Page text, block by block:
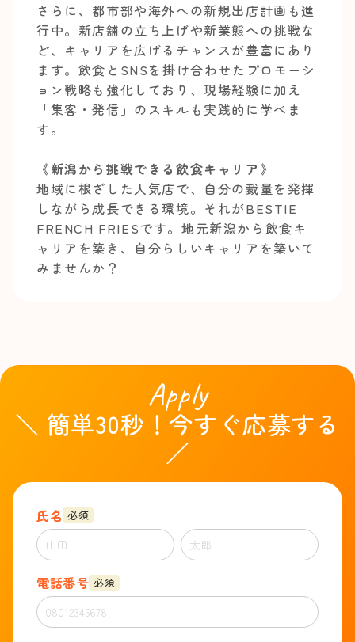
さらに、都市部や海外への新規出店計画も進
行中。新店舗の立ち上げや新業態への挑戦な
ど、キャリアを広げるチャンスが豊富にあり
ます。飲食とSNSを掛け合わせたプロモーシ
ョン戦略も強化しており、現場経験に加え
「集客・発信」のスキルも実践的に学べま
す。
《新潟から挑戦できる飲食キャリア》
地域に根ざした人気店で、自分の裁量を発揮
しながら成長できる環境。それがBESTIE
FRENCH FRIESです。地元新潟から飲食キ
ャリアを築き、自分らしいキャリアを築いて
みませんか？
Apply
＼ 簡単30秒！今すぐ応募する
／
氏名 必須
電話番号 必須